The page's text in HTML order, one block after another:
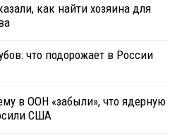
как найти хозяина для
что подорожает в России
в ООН «забыли», что ядерную
США